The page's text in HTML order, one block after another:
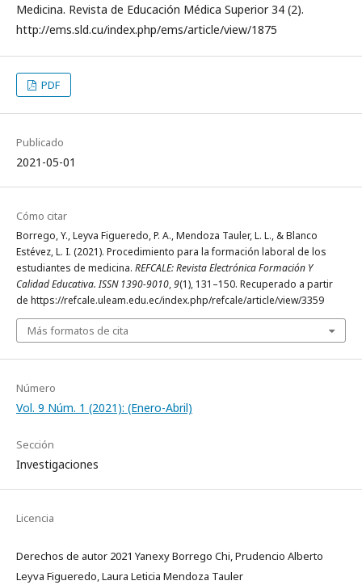
Medicina. Revista de Educación Médica Superior 34 (2).
http://ems.sld.cu/index.php/ems/article/view/1875
PDF
Publicado
2021-05-01
Cómo citar
Borrego, Y., Leyva Figueredo, P. A., Mendoza Tauler, L. L., & Blanco
Estévez, L. I. (2021). Procedimiento para la formación laboral de los
estudiantes de medicina. REFCALE: Revista Electrónica Formación Y
Calidad Educativa. ISSN 1390-9010,9(1), 131–150. Recuperado a partir
de https://refcale.uleam.edu.ec/index.php/refcale/article/view/3359
Más formatos de cita
Número
Vol. 9 Núm. 1 (2021): (Enero-Abril)
Sección
Investigaciones
Licencia
Derechos de autor 2021 Yanexy Borrego Chi, Prudencio Alberto
Leyva Figueredo, Laura Leticia Mendoza Tauler